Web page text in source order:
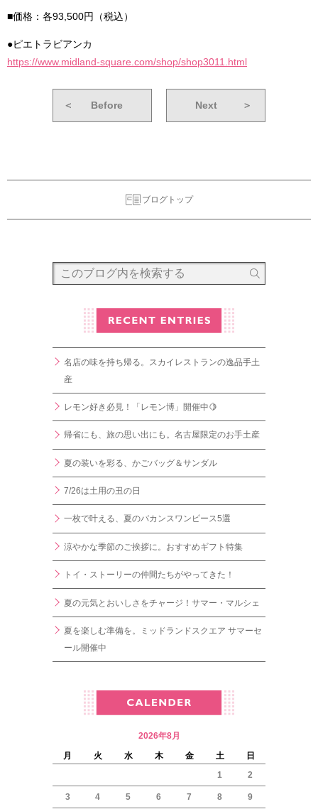
■価格：各93,500円（税込）
●ピエトラビアンカ
https://www.midland-square.com/shop/shop3011.html
＜ Before Next ＞
ブログトップ
名店の味を持ち帰る。スカイレストランの逸品手土
産
レモン好き必見！「レモン博」開催中🍋
帰省にも、旅の思い出にも。名古屋限定のお手土産
夏の装いを彩る、かごバッグ＆サンダル
7/26は土用の丑の日
一枚で叶える、夏のバカンスワンピース5選
涼やかな季節のご挨拶に。おすすめギフト特集
トイ・ストーリーの仲間たちがやってきた！
夏の元気とおいしさをチャージ！サマー・マルシェ
夏を楽しむ準備を。ミッドランドスクエア サマーセ
ール開催中
2026年8月
月
火 水 木 金 土
日
1
2
3 4 5 6 7 8 9